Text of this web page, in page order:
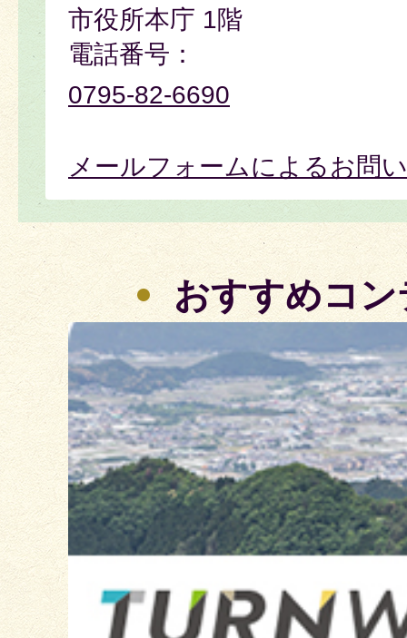
市役所本庁 1階
電話番号：
0795-82-6690
メールフォームによるお問
おすすめコン
2
枚
目
の
ス